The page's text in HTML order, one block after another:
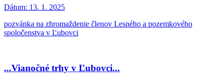
Dátum: 13. 1. 2025
pozvánka na zhromaždenie členov Lesného a pozemkového
spoločenstva v Ľubovci
...Vianočné trhy v Ľubovci...